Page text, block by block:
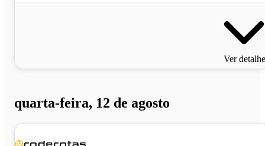
Ver
quarta-feira, 12 de agosto